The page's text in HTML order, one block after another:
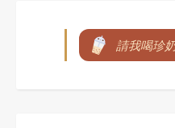
請我喝珍